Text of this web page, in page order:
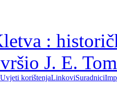
:
J. E.
Uvjeti korištenjaLinkoviSuradnici